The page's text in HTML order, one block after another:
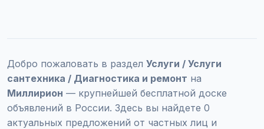
Добро пожаловать в раздел Услуги / Услуги
сантехника / Диагностика и ремонт на
Миллирион — крупнейшей бесплатной доске
объявлений в России. Здесь вы найдете 0
актуальных предложений от частных лиц и